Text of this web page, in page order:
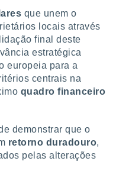
que unem o
locais através
final deste
estratégica
europeia para a
centrais na
quadro financeiro
demonstrar que o
retorno duradouro,
pelas alterações